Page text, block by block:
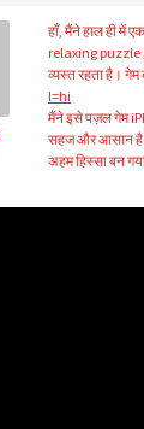
हाँ, मैंने हाल ही में
relaxing puzzle
व्यस्त रहता है।
l=hi
मैंने इसे पज़ल गेम
सहज और आसान है।
अहम हिस्सा बन